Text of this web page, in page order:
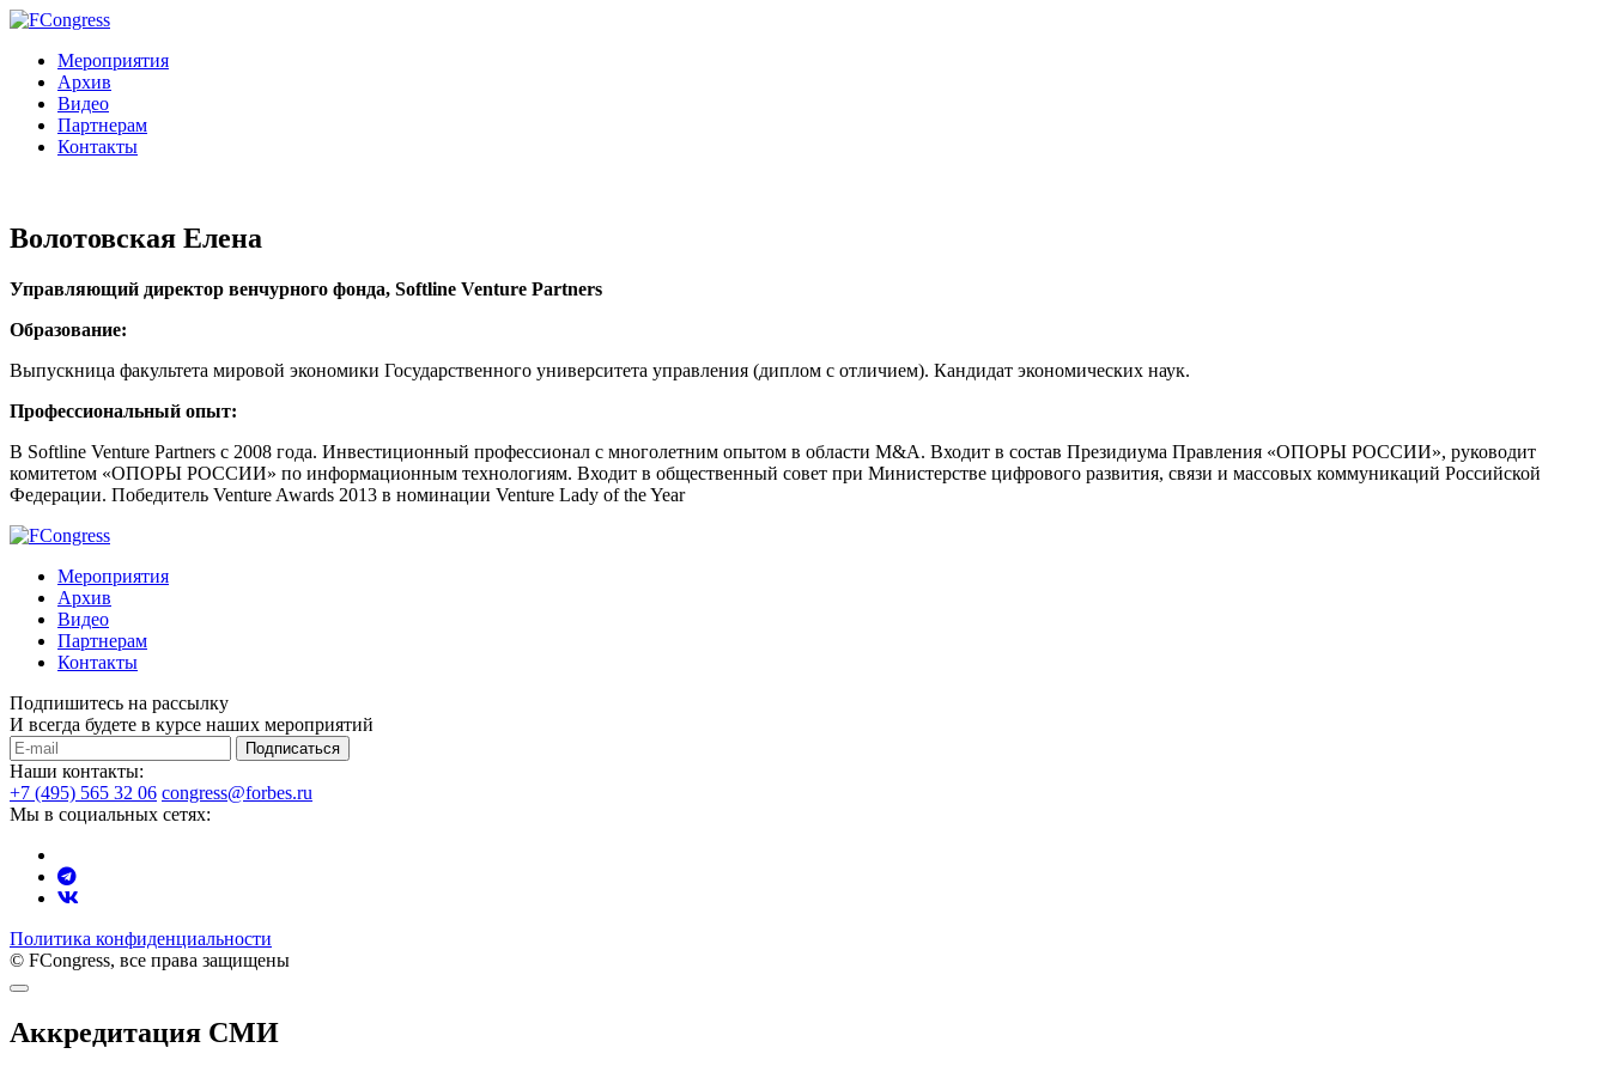
Мероприятия
Архив
Видео
Партнерам
Контакты
Волотовская Елена
Управляющий директор венчурного фонда, Softline Venture Partners
Образование:
Выпускница факультета мировой экономики Государственного университета управления (диплом с отличием). Кандидат экономических наук.
Профессиональный опыт:
В Softline Venture Partners с 2008 года. Инвестиционный профессионал с многолетним опытом в области M&A. Входит в состав Президиума Правления «ОПОРЫ РОССИИ», руководит
комитетом «ОПОРЫ РОССИИ» по информационным технологиям. Входит в общественный совет при Министерстве цифрового развития, связи и массовых коммуникаций Российской
Федерации. Победитель Venture Awards 2013 в номинации Venture Lady of the Year
Мероприятия
Архив
Видео
Партнерам
Контакты
Подпишитесь на рассылку
И всегда будете в курсе наших мероприятий
Подписаться
Наши контакты:
+7 (495) 565 32 06 congress@forbes.ru
Мы в социальных сетях:
Политика конфиденциальности
© FCongress, все права защищены
Аккредитация СМИ